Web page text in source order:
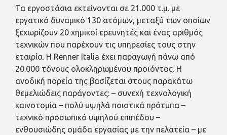
Τα εργοστάσια εκτείνονται σε 21.000 τ.μ. με
εργατικό δυναμικό 130 ατόμων, μεταξύ των οποίων
ξεχωρίζουν 20 χημικοί ερευνητές και ένας αριθμός
τεχνικών που παρέχουν τις υπηρεσίες τους στην
εταιρία. Η Renner Italia έχει παραγωγή πάνω από
20.000 τόνους ολοκληρωμένου προϊόντος. Η
ανοδική πορεία της βασίζεται στους παρακάτω
θεμελιώδεις παράγοντες: – συνεχή τεχνολογική
καινοτομία – πολύ υψηλά ποιοτικά πρότυπα –
τεχνικό προσωπικό υψηλού επιπέδου –
ενθουσιώδης ομάδα εργασίας με την πελατεία – με